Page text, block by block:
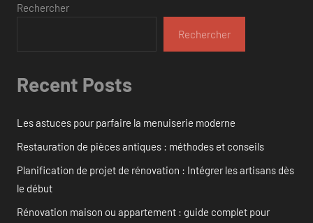
Rechercher
Rechercher
Recent Posts
Les astuces pour parfaire la menuiserie moderne
Restauration de pièces antiques : méthodes et conseils
Planification de projet de rénovation : Intégrer les artisans dès
le début
Rénovation maison ou appartement : guide complet pour